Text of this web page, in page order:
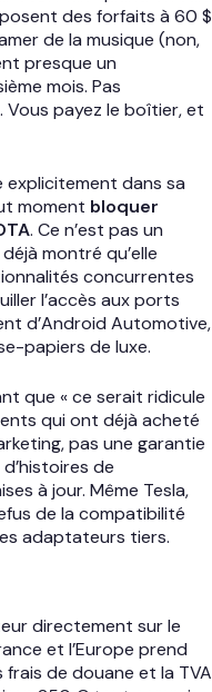
des forfaits à 60 $
de la musique (non,
presque un
mois. Pas
Vous payez le boîtier, et
explicitement dans sa
moment bloquer
. Ce n’est pas un
montré qu’elle
concurrentes
l’accès aux ports
d’Android Automotive,
papiers de luxe.
que « ce serait ridicule
qui ont déjà acheté
pas une garantie
de
à jour. Même Tesla,
de la compatibilité
adaptateurs tiers.
directement sur le
et l’Europe prend
frais de douane et la TVA